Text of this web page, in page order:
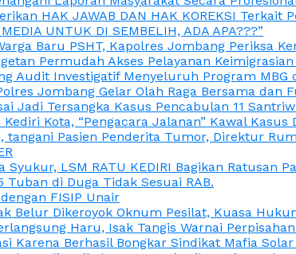
HAK JAWAB DAN HAK KOREKSI
UNTUK DI SEMBELIH, ADA APA???”
Baru PSHT, Kapolres Jombang Periksa
Permudah Akses Pelayanan
Audit Investigatif Menyeluruh Program MBG
Jombang Gelar Olah Raga Bersama dan
Jadi Tersangka Kasus Pencabulan 11
Kota, “Pengacara Jalanan” Kawal Kasus
Pasien Penderita Tumor, Direktur
LSM RATU KEDIRI Bagikan Ratusan
Tuban di Duga Tidak Sesuai RAB.
FISIP Unair
Belur Dikeroyok Oknum Pesilat, Kuasa
Haru, Isak Tangis Warnai
Karena Berhasil Bongkar Sindikat Mafia